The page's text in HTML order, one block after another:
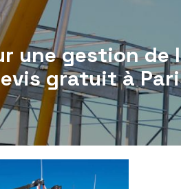
une gestion
gratuit à